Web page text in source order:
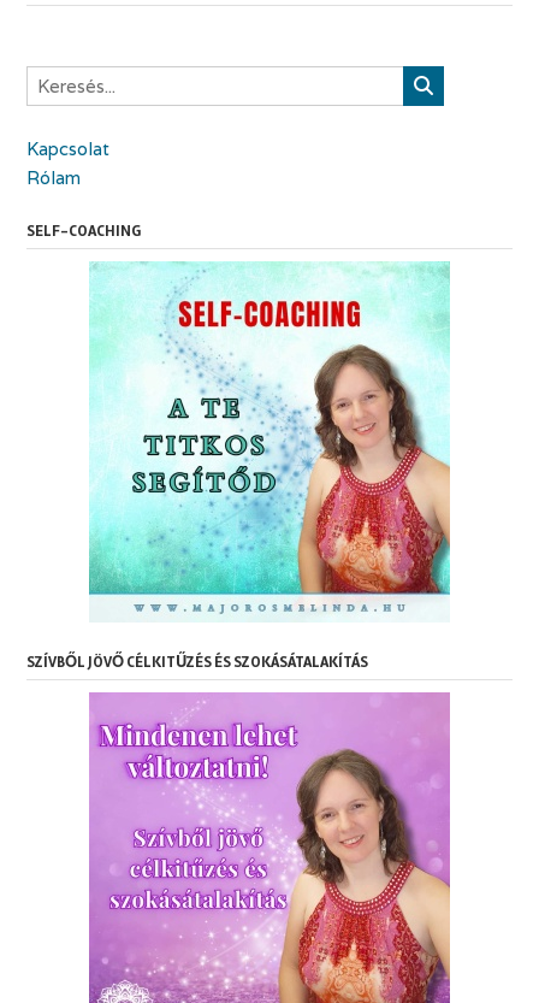
Kapcsolat
Rólam
SELF-COACHING
SZÍVBŐL JÖVŐ CÉLKITŰZÉS ÉS SZOKÁSÁTALAKÍTÁS